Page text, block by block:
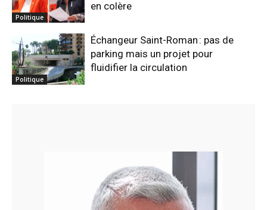
Politique
en colère
Politique
Échangeur Saint-Roman : pas de
parking mais un projet pour
fluidifier la circulation